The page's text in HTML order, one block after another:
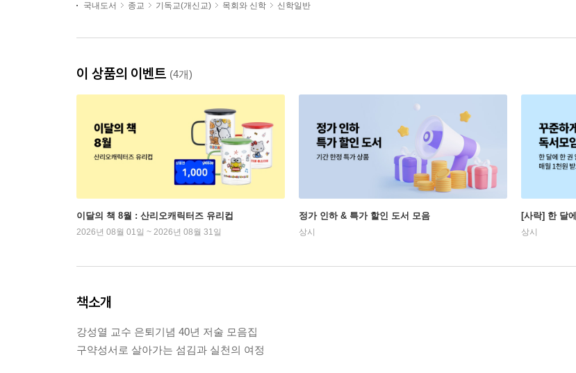
국내도서
종교 기독교(개신교) 목회와 신학 신학일반
이 상품의 이벤트 (4개)
이달의 책 8월 : 산리오캐릭터즈 유리컵
2026년 08월 01일 ~ 2026년 08월 31일
정가 인하 & 특가 할인 도서 모음
상시
[사락] 한 달
상시
책소개
강성열 교수 은퇴기념 40년 저술 모음집
구약성서로 살아가는 섬김과 실천의 여정